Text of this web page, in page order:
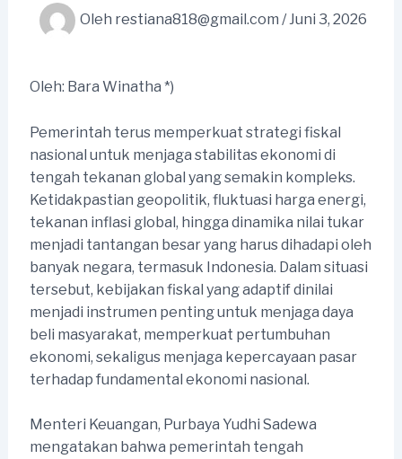
Oleh restiana818@gmail.com /Juni 3, 2026
Oleh: Bara Winatha *)
Pemerintah terus memperkuat strategi fiskal
nasional untuk menjaga stabilitas ekonomi di
tengah tekanan global yang semakin kompleks.
Ketidakpastian geopolitik, fluktuasi harga energi,
tekanan inflasi global, hingga dinamika nilai tukar
menjadi tantangan besar yang harus dihadapi oleh
banyak negara, termasuk Indonesia. Dalam situasi
tersebut, kebijakan fiskal yang adaptif dinilai
menjadi instrumen penting untuk menjaga daya
beli masyarakat, memperkuat pertumbuhan
ekonomi, sekaligus menjaga kepercayaan pasar
terhadap fundamental ekonomi nasional.
Menteri Keuangan, Purbaya Yudhi Sadewa
mengatakan bahwa pemerintah tengah